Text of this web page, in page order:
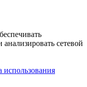
сетевой
использования